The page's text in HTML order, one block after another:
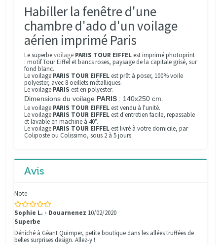
Habiller la fenêtre d'une
chambre d'ado d'un voilage
aérien imprimé Paris
Le superbevoilage PARIS TOUR EIFFEL est imprimé photoprint
: motif Tour Eiffel et bancs roses, paysage de la capitale grisé, sur
fond blanc.
Le voilage PARIS TOUR EIFFEL est prêt à poser, 100% voile
polyester, avec 8 oeillets métalliques.
Levoilage PARIS est en polyester.
Dimensions du voilage PARIS : 140x250 cm.
Le voilage PARIS TOUR EIFFEL est vendu à l'unité.
Le voilage PARIS TOUR EIFFEL est d'entretien facile, repassable
et lavable en machine à 40°.
Le voilage PARIS TOUR EIFFEL est livré à votre domicile, par
Coliposte ou Colissimo, sous 2 à 5 jours.
Avis
Note
Sophie L. - Douarnenez 10/02/2020
Superbe
Déniché à Géant Quimper, petite boutique dans les allées truffées de
belles surprises design. Allez-y !